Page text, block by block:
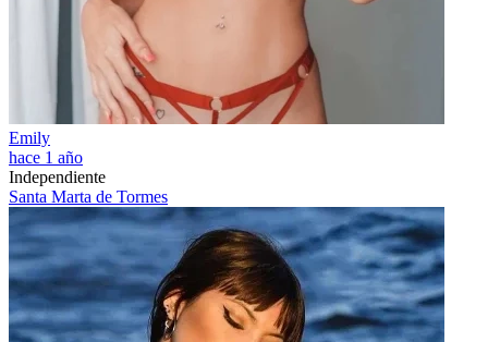
Emily
hace 1 año
Independiente
Santa Marta de Tormes